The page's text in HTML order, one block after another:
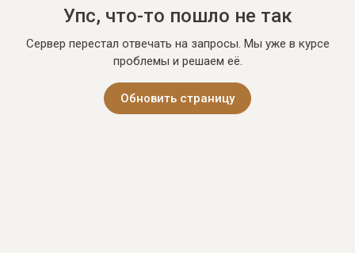
Упс, что-то пошло не так
Сервер перестал отвечать на запросы. Мы уже в курсе
проблемы и решаем её.
Обновить страницу